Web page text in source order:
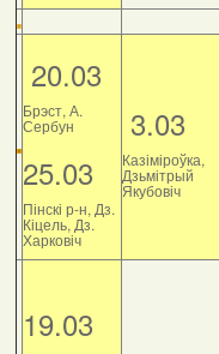
20.03
Брэст, А.
Сербун
25.03
Пінскі р-н, Дз.
Кіцель, Дз.
Харковіч
3.03
Казіміроўка,
Дзьмітрый
Якубовіч
19.03